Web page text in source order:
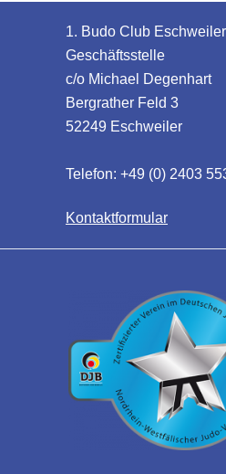
1. Budo Club
Geschäftsstelle
c/o Michael Degenhart
Bergrather Feld 3
52249 Eschweiler
Telefon: +49 (0) 2403
Kontaktformular